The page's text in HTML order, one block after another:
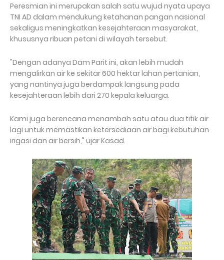
Peresmian ini merupakan salah satu wujud nyata upaya
TNI AD dalam mendukung ketahanan pangan nasional
sekaligus meningkatkan kesejahteraan masyarakat,
khususnya ribuan petani di wilayah tersebut.
"Dengan adanya Dam Parit ini, akan lebih mudah
mengalirkan air ke sekitar 600 hektar lahan pertanian,
yang nantinya juga berdampak langsung pada
kesejahteraan lebih dari 270 kepala keluarga.
Kami juga berencana menambah satu atau dua titik air
lagi untuk memastikan ketersediaan air bagi kebutuhan
irigasi dan air bersih," ujar Kasad.